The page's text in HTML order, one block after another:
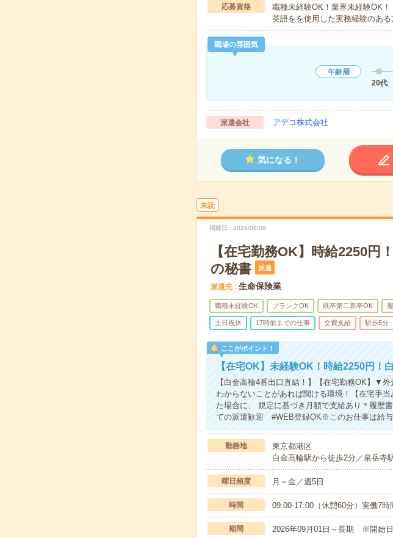
応募資格
職種未経験OK！業界未経験OK！
英語をを使用した実務経験のあ
職場の雰囲気
年齢層
20代
派遣会社 アデコ株式会社
気になる！
未読
掲載日 2026/08/09
【在宅勤務OK】時給2250円
の秘書
派遣
派遣先 生命保険業
職種未経験OK ブランクOK 既卒第二新卒OK
土日祝休 17時前までの仕事 交費支給 駅歩5分
ここがポイント！
【在宅OK】未経験OK！時給2250円！
【白金高輪4番出口直結！】【在宅勤務OK】▼
わからないことがあれば聞ける環境！【在宅手
た場合に、 規定に基づき月額で支給あり＊履歴
ての派遣歓迎 #WEB登録OK※このお仕事は給与
勤務地
東京都港区
白金高輪駅から徒歩2分／泉岳寺
曜日頻度 月～金／週5日
時間 09:00-17:00（休憩60分）実働7時
期間 2026年09月01日～長期 ※開始